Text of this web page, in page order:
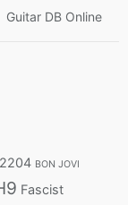
Guitar DB Online
BON JOVI
Fascist